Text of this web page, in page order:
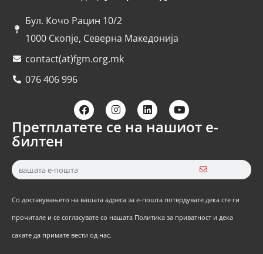
Бул. Кочо Рацин 10/2
1000 Скопје, Северна Македонија
contact(at)fgm.org.mk
076 406 996
Претплатете се на нашиот е-
билтен
Со доставувањето на вашата адреса за е-пошта потврдувате дека сте ги
прочитале и се согласувате со нашата Политика за приватност и дека
сакате да примате вести од нас.